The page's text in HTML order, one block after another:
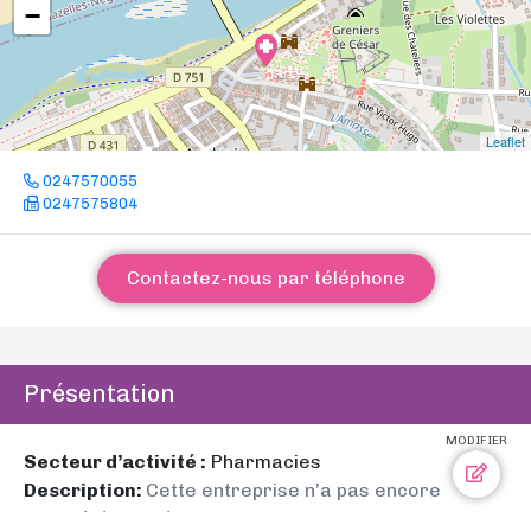
−
Leaflet
0247570055
0247575804
Contactez-nous par téléphone
Présentation
MODIFIER
Secteur d’activité : Pharmacies
Description: Cette entreprise n’a pas encore